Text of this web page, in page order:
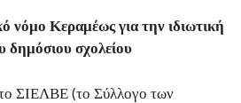
νόμο Κεραμέως για την ιδιωτική
δημόσιου σχολείου
ΣΙΕΛΒΕ (το Σύλλογο των